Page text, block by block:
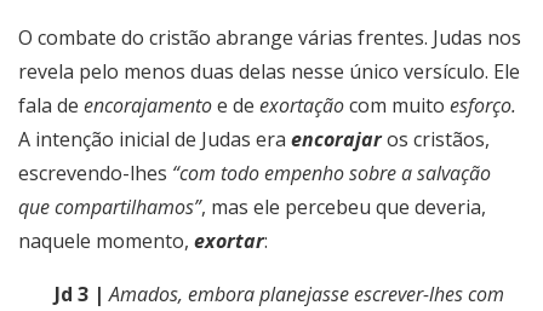
O combate do cristão abrange várias frentes. Judas nos
revela pelo menos duas delas nesse único versículo. Ele
fala de encorajamentoe de exortaçãocom muito esforço.
A intenção inicial de Judas era encorajaros cristãos,
escrevendo-lhes “com todo empenho sobre a salvação
que compartilhamos”, mas ele percebeu que deveria,
naquele momento, exortar:
Jd 3 |Amados, embora planejasse escrever-lhes com